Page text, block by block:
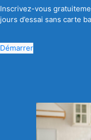
Inscrivez-vous
jours d’essai sans carte
Démarrer